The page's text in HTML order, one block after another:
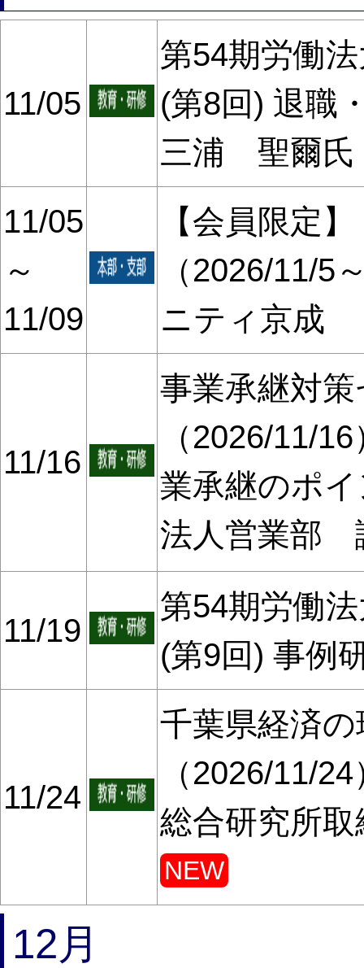
11/05
第54期労働
(第8回) 退職
三浦 聖爾氏
11/05
～
11/09
【会員限定
（2026/11/5
ニティ京成
11/16
事業承継対
（2026/11/
業承継のポ
法人営業部
11/19
第54期労働
(第9回) 事例
11/24
千葉県経済
（2026/11/
総合研究所
NEW
12月